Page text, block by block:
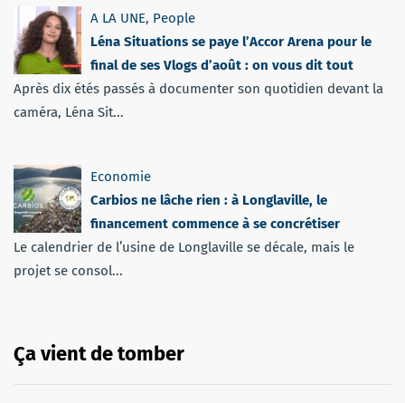
A LA UNE, People
Léna Situations se paye l’Accor Arena pour le
final de ses Vlogs d’août : on vous dit tout
Après dix étés passés à documenter son quotidien devant la
caméra, Léna Sit...
Economie
Carbios ne lâche rien : à Longlaville, le
financement commence à se concrétiser
Le calendrier de l’usine de Longlaville se décale, mais le
projet se consol...
Ça vient de tomber